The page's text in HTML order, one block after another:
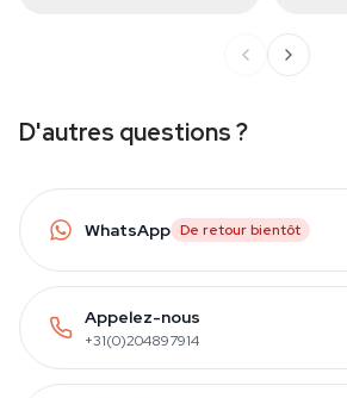
D'autres questions ?
WhatsApp De retour bientôt
Appelez-nous
+31(0)204897914